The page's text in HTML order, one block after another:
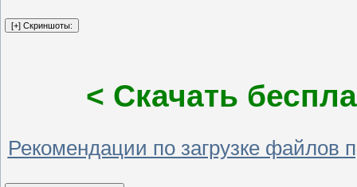
< Скачать
Рекомендации по загрузке файлов